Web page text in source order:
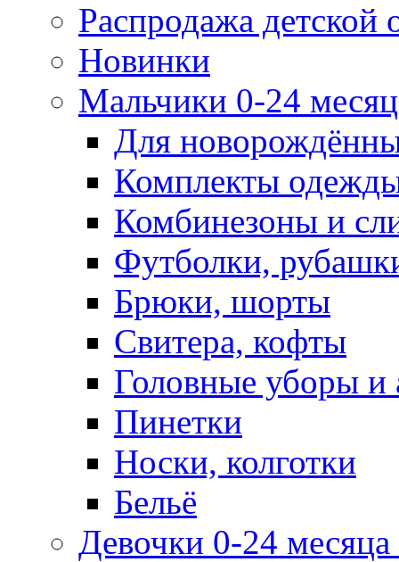
Распродажа детской
Новинки
Мальчики 0-24
Для
Комплекты
Комбинезоны и
Футболки,
Брюки, шорты
Свитера, кофты
Головные уборы и
Пинетки
Носки, колготки
Бельё
Девочки 0-24